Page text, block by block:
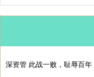
深资管 此战一败，耻辱百年